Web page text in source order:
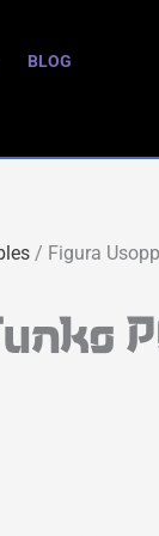
BLOG
/ Figura